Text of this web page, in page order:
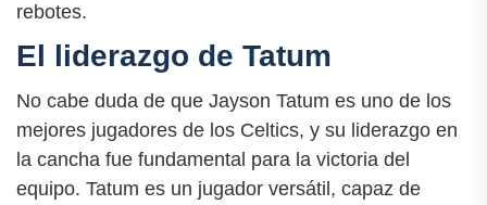
rebotes.
El liderazgo de Tatum
No cabe duda de que Jayson Tatum es uno de los
mejores jugadores de los Celtics, y su liderazgo en
la cancha fue fundamental para la victoria del
equipo. Tatum es un jugador versátil, capaz de